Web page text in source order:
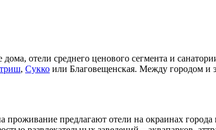
отели среднего ценового сегмента и
, Сукко или Благовещенская. Между городом и
проживание предлагают отели на окраинах